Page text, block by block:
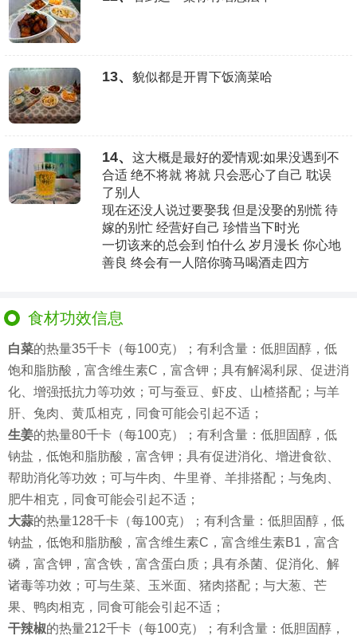
13、 貌似都是开胃下饭滴菜哈
14、
这大概是最好的爱情观:如果没遇到不
合适 绝不将就 将就 只会恶心了自己 耽误
了别人
现在还没人说过要娶我 但是没娶的别慌 待
嫁的别忙 经营好自己 珍惜当下时光
一切该来的总会到 怕什么 岁月漫长 你心地
善良 终会有一人陪你骑马喝酒走四方
食材功效信息
白菜的热量35千卡（每100克）；有利含量：低胆固醇，低
饱和脂肪酸，富含维生素C，富含钾；具有解渴利尿、促进消
化、增强抵抗力等功效；可与蚕豆、虾皮、山楂搭配；与羊
肝、兔肉、黄瓜相克，同食可能会引起不适；
生姜的热量80千卡（每100克）；有利含量：低胆固醇，低
钠盐，低饱和脂肪酸，富含钾；具有促进消化、增进食欲、
帮助消化等功效；可与牛肉、牛里脊、羊排搭配；与兔肉、
肥牛相克，同食可能会引起不适；
大蒜的热量128千卡（每100克）；有利含量：低胆固醇，低
钠盐，低饱和脂肪酸，富含维生素C，富含维生素B1，富含
磷，富含钾，富含铁，富含蛋白质；具有杀菌、促消化、解
诸毒等功效；可与生菜、玉米面、猪肉搭配；与大葱、芒
果、鸭肉相克，同食可能会引起不适；
干辣椒的热量212千卡（每100克）；有利含量：低胆固醇，